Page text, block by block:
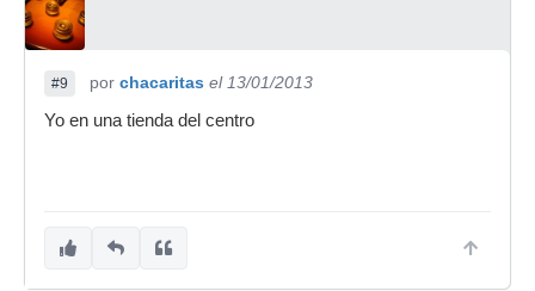
#9 por chacaritas el 13/01/2013
Yo en una tienda del centro